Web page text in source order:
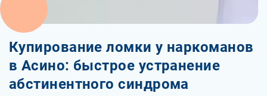
Купирование ломки у наркоманов
в Асино: быстрое устранение
абстинентного синдрома